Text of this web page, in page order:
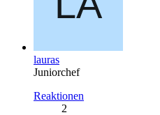
lauras
Juniorchef
Reaktionen
2